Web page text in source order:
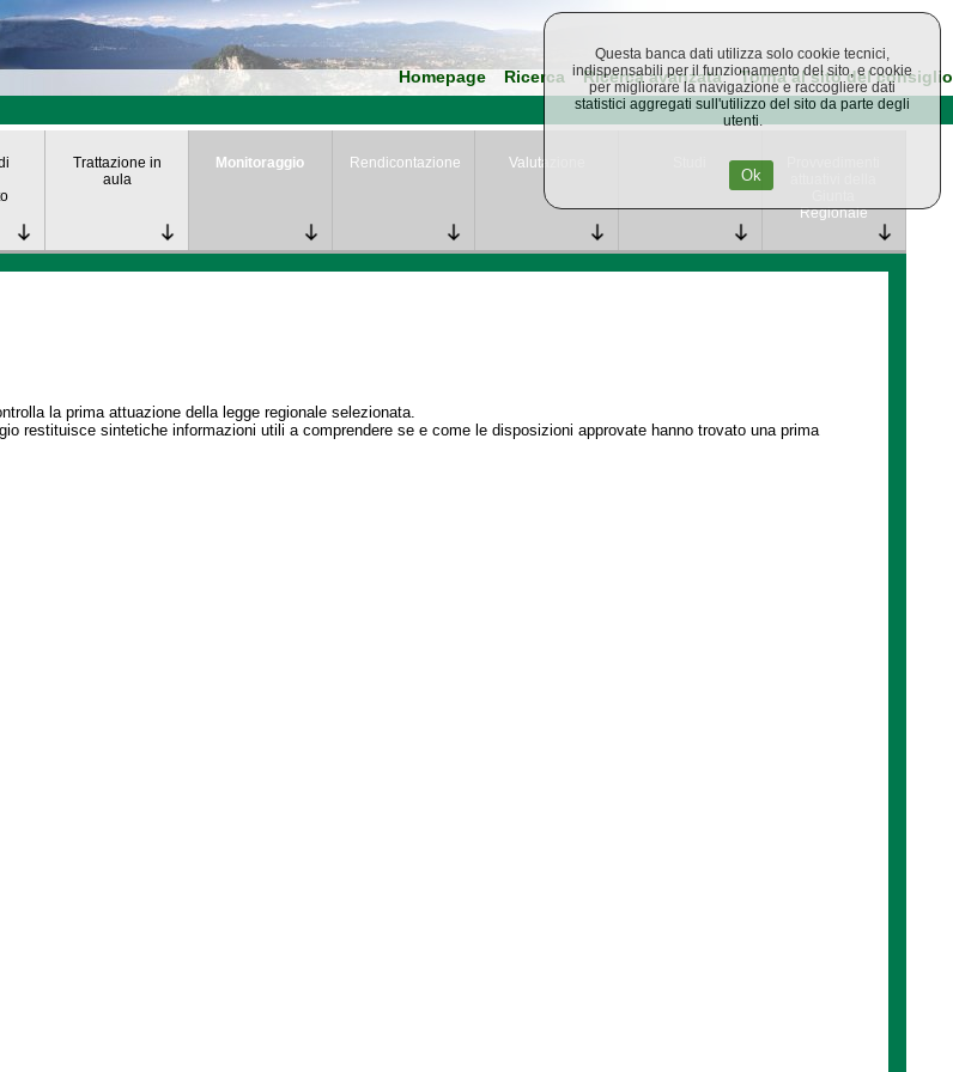
Homepage Ricerca Ricerca avanzata Torna al sito del consiglio
Trattazione in
aula
Monitoraggio Rendicontazione Valutazione
Regionale
la prima attuazione della legge regionale selezionata.
restituisce sintetiche informazioni utili a comprendere se e come le disposizioni approvate hanno trovato una prima
Questa banca dati utilizza solo cookie tecnici,
indispensabili per il funzionamento del sito, e cookie
per migliorare la navigazione e raccogliere dati
statistici aggregati sull'utilizzo del sito da parte degli
utenti.
Ok